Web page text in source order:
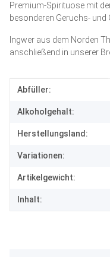
Premium-Spirituose mit
besonderen Geruchs-
Ingwer aus dem Norden
anschließend in unserer
Produkteigenschaft
Wert
Abfüller:
Alkoholgehalt:
Herstellungsland:
Variationen:
Artikelgewicht:
Inhalt: